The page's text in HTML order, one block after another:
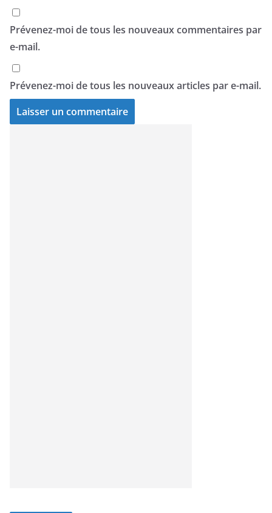
Prévenez-moi de tous les nouveaux commentaires par
e-mail.
Prévenez-moi de tous les nouveaux articles par e-mail.